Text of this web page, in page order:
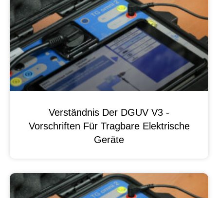
Verständnis Der DGUV V3 -
Vorschriften Für Tragbare Elektrische
Geräte